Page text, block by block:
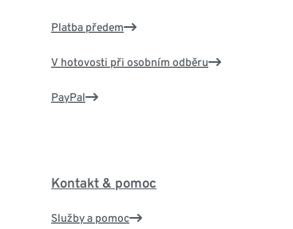
Platba předem
V hotovosti při osobním odběru
PayPal
Kontakt & pomoc
Služby a pomoc